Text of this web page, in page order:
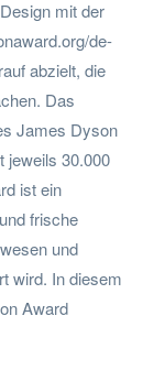
mit der
de-
abzielt, die
Das
James Dyson
jeweils 30.000
ist ein
frische
und
wird. In diesem
Award